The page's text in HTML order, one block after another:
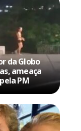
da Globo
ameaça
PM